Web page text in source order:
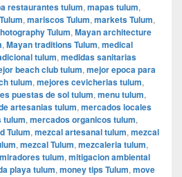
restaurantes tulum, mapas tulum,
, mariscos Tulum, markets Tulum,
Tulum, Mayan architecture
, Mayan traditions Tulum, medical
tulum, medidas sanitarias
beach club tulum, mejor epoca para
tulum, mejores cevicherias tulum,
puestas de sol tulum, menu tulum,
artesanias tulum, mercados locales
tulum, mercados organicos tulum,
Tulum, mezcal artesanal tulum, mezcal
, mezcal Tulum, mezcaleria tulum,
miradores tulum, mitigacion ambiental
playa tulum, money tips Tulum, move